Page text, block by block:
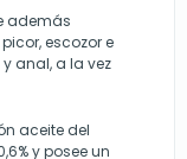
además
escozor e
anal, a la vez
aceite del
y posee un